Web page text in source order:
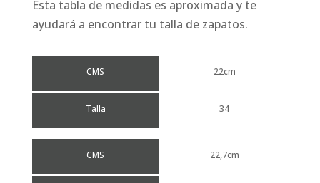
Esta tabla de medidas es aproximada y te
ayudará a encontrar tu talla de zapatos.
CMS
Talla
22cm
34
CMS 22,7cm